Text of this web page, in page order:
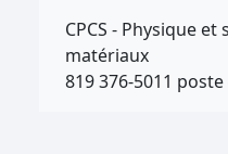
CPCS - Physique
matériaux
819 376-5011 poste